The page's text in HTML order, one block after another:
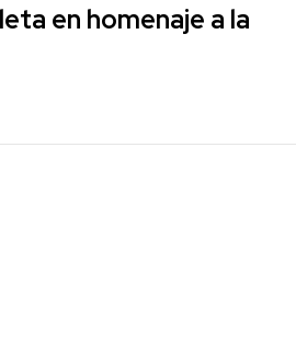
en homenaje a la